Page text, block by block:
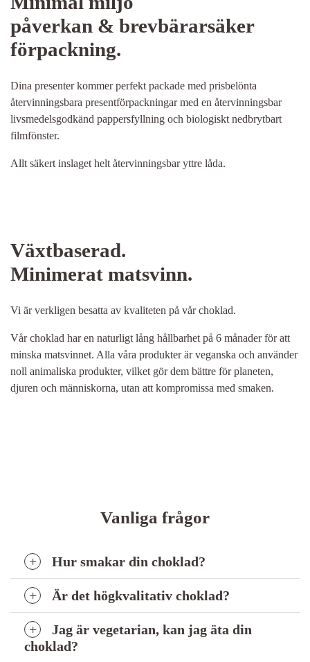
påverkan & brevbärarsäker
förpackning.
Dina presenter kommer perfekt packade med prisbelönta
återvinningsbara presentförpackningar med en återvinningsbar
livsmedelsgodkänd pappersfyllning och biologiskt nedbrytbart
filmfönster.
Allt säkert inslaget helt återvinningsbar yttre låda.
Växtbaserad.
Minimerat matsvinn.
Vi är verkligen besatta av kvaliteten på vår choklad.
Vår choklad har en naturligt lång hållbarhet på 6 månader för att
minska matsvinnet. Alla våra produkter är veganska och använder
noll animaliska produkter, vilket gör dem bättre för planeten,
djuren och människorna, utan att kompromissa med smaken.
Vanliga frågor
Hur smakar din choklad?
Är det högkvalitativ choklad?
Jag är vegetarian, kan jag äta din
choklad?